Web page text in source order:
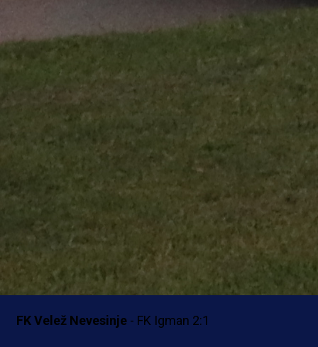
FK Dizdaruša -FK Velež 0:3
FK Slavija - FK Mladost (penali 3:2)
NK GOŠK - NK Široki Brijeg 0:1
NK Zvijezda - FK Radnik 0:1
FK Zvijezda 09 - FK Alfa Modriča 2:2 (penali
FK Klis- FK Unis 6:2
FK Velež Nevesinje - FK Igman 2:1